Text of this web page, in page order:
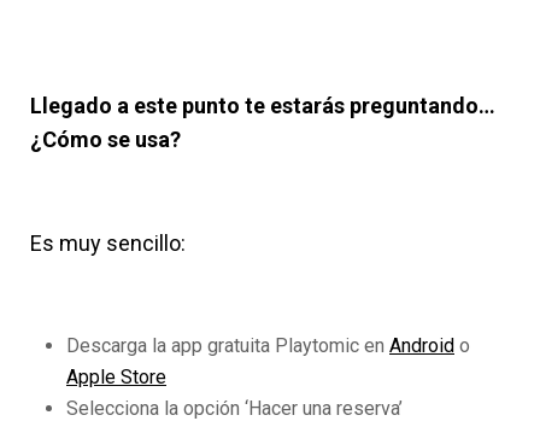
Llegado a este punto te estarás preguntando…
¿Cómo se usa?
Es muy sencillo:
Descarga la app gratuita Playtomic en Android o
Apple Store
Selecciona la opción ‘Hacer una reserva’